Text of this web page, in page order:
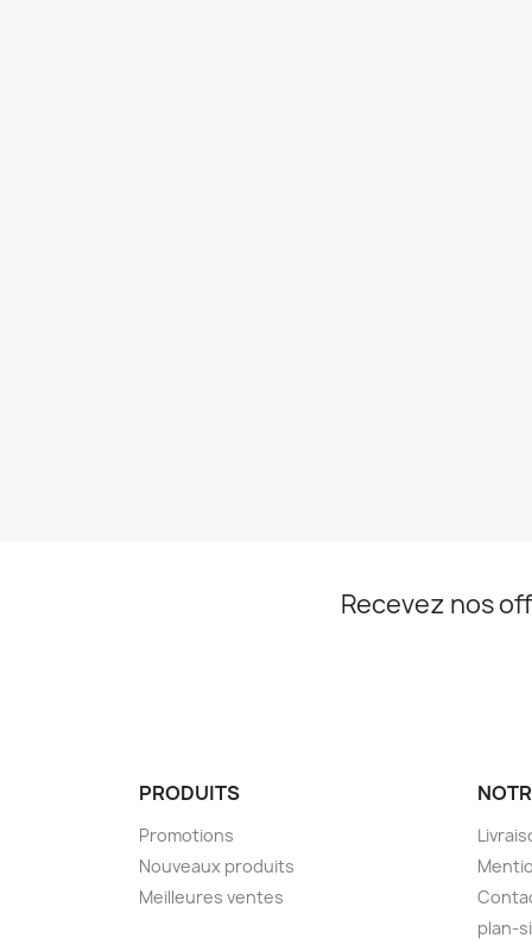
Recevez nos
PRODUITS
Promotions
Nouveaux produits
Meilleures ventes
plan-